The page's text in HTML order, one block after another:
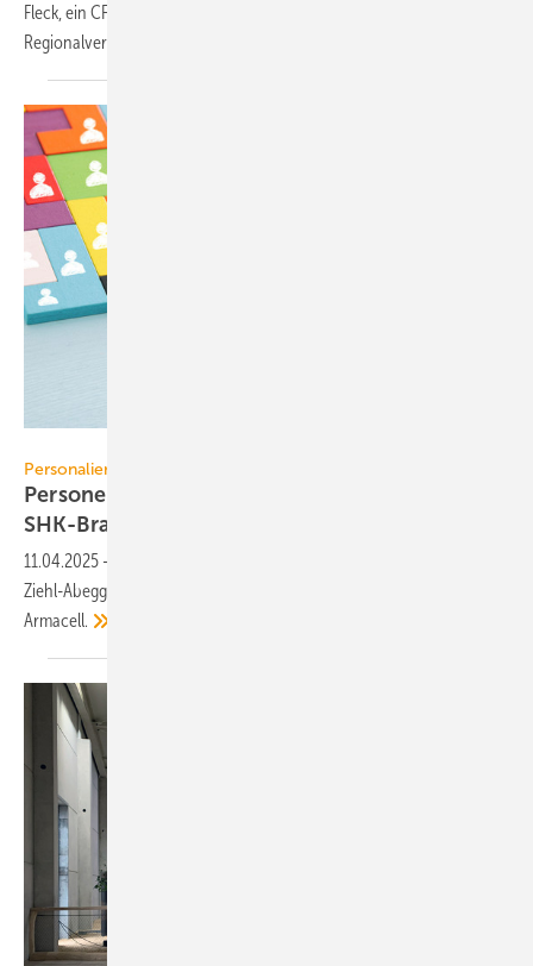
Fleck, ein CFO-Wechsel bei MBT Climate und Kermi sowie ein neuer
Regionalvertriebsleiter bei
Personalien
Personelle Veränderungen in der TGA+E /
SHK-Branche
11.04.2025 -
Ziehl-Abegg, Airflow, Exhausto by Aldes, Düker, RMBH und
Armacell.